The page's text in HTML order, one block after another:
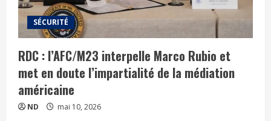
SÉCURITÉ
RDC : l’AFC/M23 interpelle Marco Rubio et
met en doute l’impartialité de la médiation
américaine
ND mai 10, 2026